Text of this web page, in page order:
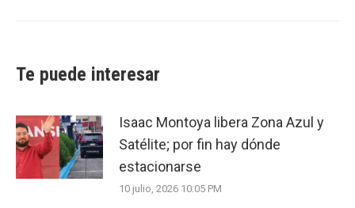
Te puede interesar
Isaac Montoya libera Zona Azul y
Satélite; por fin hay dónde
estacionarse
10 julio, 2026 10:05 PM